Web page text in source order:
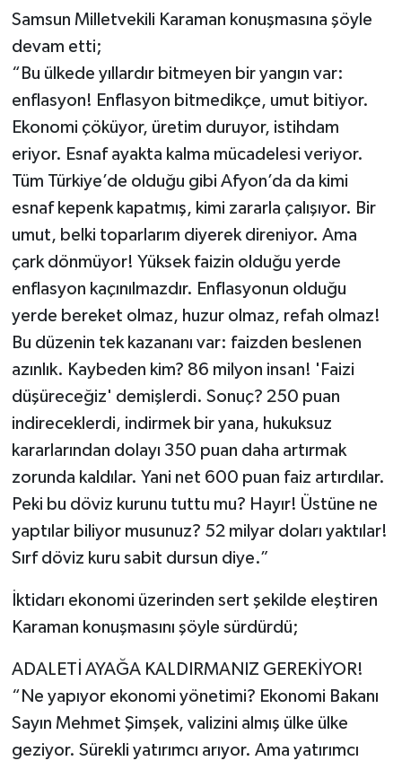
Samsun Milletvekili Karaman konuşmasına şöyle
devam etti;
“Bu ülkede yıllardır bitmeyen bir yangın var:
enflasyon! Enflasyon bitmedikçe, umut bitiyor.
Ekonomi çöküyor, üretim duruyor, istihdam
eriyor. Esnaf ayakta kalma mücadelesi veriyor.
Tüm Türkiye’de olduğu gibi Afyon’da da kimi
esnaf kepenk kapatmış, kimi zararla çalışıyor. Bir
umut, belki toparlarım diyerek direniyor. Ama
çark dönmüyor! Yüksek faizin olduğu yerde
enflasyon kaçınılmazdır. Enflasyonun olduğu
yerde bereket olmaz, huzur olmaz, refah olmaz!
Bu düzenin tek kazananı var: faizden beslenen
azınlık. Kaybeden kim? 86 milyon insan! 'Faizi
düşüreceğiz' demişlerdi. Sonuç? 250 puan
indireceklerdi, indirmek bir yana, hukuksuz
kararlarından dolayı 350 puan daha artırmak
zorunda kaldılar. Yani net 600 puan faiz artırdılar.
Peki bu döviz kurunu tuttu mu? Hayır! Üstüne ne
yaptılar biliyor musunuz? 52 milyar doları yaktılar!
Sırf döviz kuru sabit dursun diye.”
İktidarı ekonomi üzerinden sert şekilde eleştiren
Karaman konuşmasını şöyle sürdürdü;
ADALETİ AYAĞA KALDIRMANIZ GEREKİYOR!
“Ne yapıyor ekonomi yönetimi? Ekonomi Bakanı
Sayın Mehmet Şimşek, valizini almış ülke ülke
geziyor. Sürekli yatırımcı arıyor. Ama yatırımcı